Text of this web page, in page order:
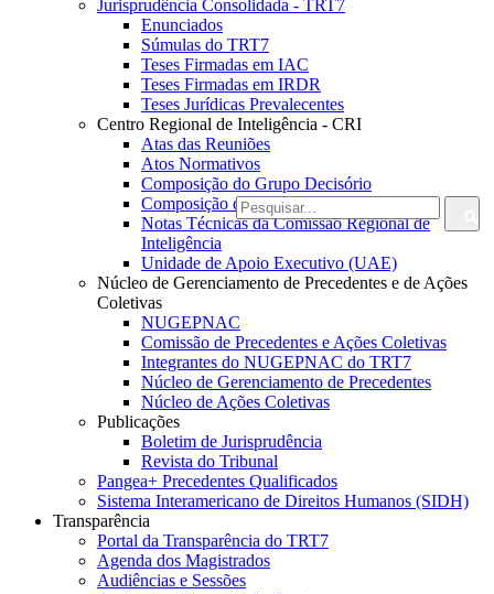
Jurisprudência Consolidada - TRT7
Enunciados
Súmulas do TRT7
Teses Firmadas em IAC
Teses Firmadas em IRDR
Teses Jurídicas Prevalecentes
Centro Regional de Inteligência - CRI
Atas das Reuniões
Atos Normativos
Composição do Grupo Decisório
Composição do Grupo Operacional
Notas Técnicas da Comissão Regional de
Inteligência
Unidade de Apoio Executivo (UAE)
Núcleo de Gerenciamento de Precedentes e de Ações
Coletivas
NUGEPNAC
Comissão de Precedentes e Ações Coletivas
Integrantes do NUGEPNAC do TRT7
Núcleo de Gerenciamento de Precedentes
Núcleo de Ações Coletivas
Publicações
Boletim de Jurisprudência
Revista do Tribunal
Pangea+ Precedentes Qualificados
Sistema Interamericano de Direitos Humanos (SIDH)
Transparência
Portal da Transparência do TRT7
Agenda dos Magistrados
Audiências e Sessões